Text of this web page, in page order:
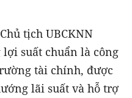
tịch UBCKNN
suất chuẩn là công
tài chính, được
lãi suất và hỗ trợ